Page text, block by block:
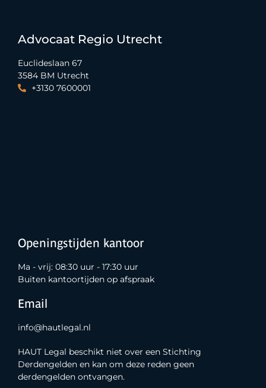
Advocaat Regio Utrecht
Euclideslaan 67
3584 BM Utrecht
+3130 7600001
Openingstijden kantoor
Ma - vrij: 08:30 uur - 17:30 uur
Buiten kantoortijden op afspraak
Email
info@hautlegal.nl
HAUT Legal beschikt niet over een Stichting
Derdengelden en kan om deze reden geen
derdengelden ontvangen.